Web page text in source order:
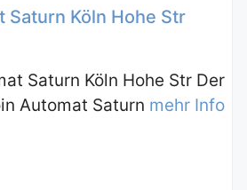
Saturn Köln Hohe Str
Saturn Köln Hohe Str Der
Automat Saturn mehr Info